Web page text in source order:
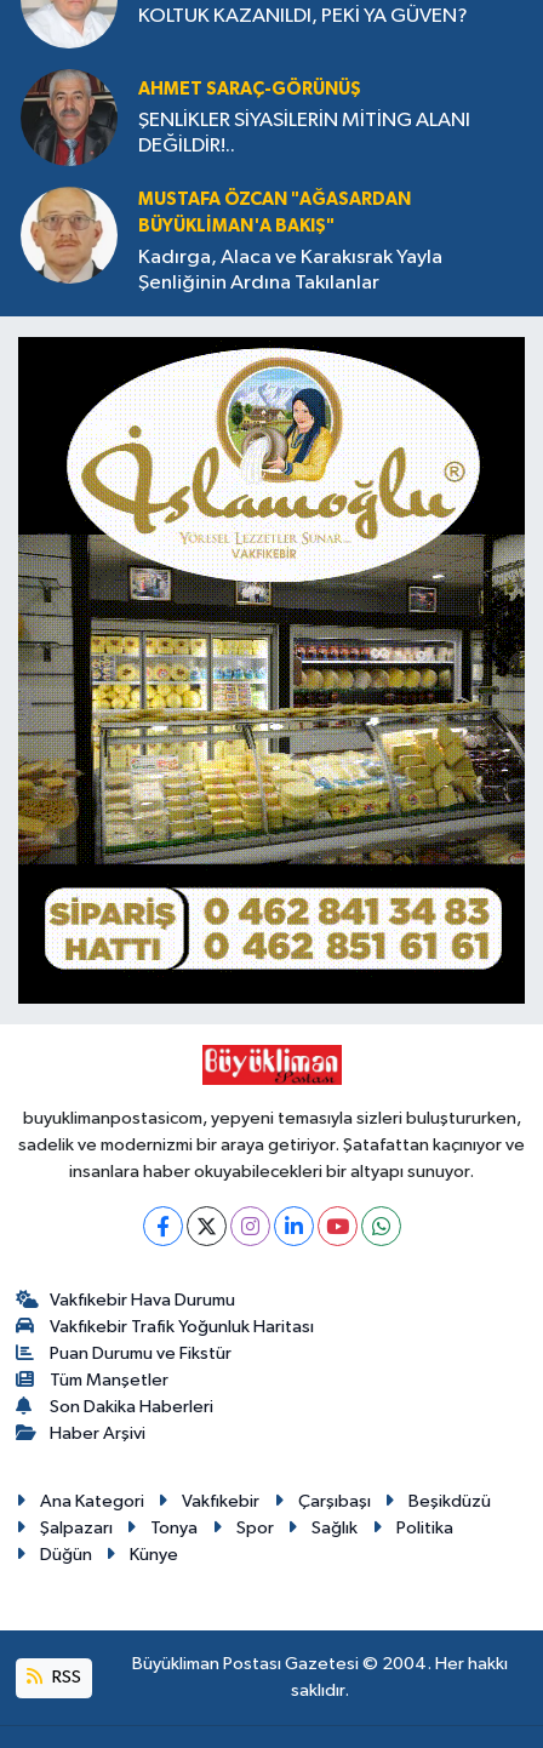
KOLTUK KAZANILDI, PEKİ YA GÜVEN?
AHMET SARAÇ-GÖRÜNÜŞ
ŞENLİKLER SİYASİLERİN MİTİNG ALANI
DEĞİLDİR!..
MUSTAFA ÖZCAN "AĞASARDAN
BÜYÜKLİMAN'A BAKIŞ"
Kadırga, Alaca ve Karakısrak Yayla
Şenliğinin Ardına Takılanlar
buyuklimanpostasicom, yepyeni temasıyla sizleri buluştururken,
sadelik ve modernizmi bir araya getiriyor. Şatafattan kaçınıyor ve
insanlara haber okuyabilecekleri bir altyapı sunuyor.
Vakfıkebir Hava Durumu
Vakfıkebir Trafik Yoğunluk Haritası
Puan Durumu ve Fikstür
Tüm Manşetler
Son Dakika Haberleri
Haber Arşivi
Ana Kategori Vakfıkebir Çarşıbaşı
Beşikdüzü
Şalpazarı
Tonya Spor Sağlık
Politika
Düğün
Künye
RSS
Büyükliman Postası Gazetesi © 2004. Her hakkı
saklıdır.